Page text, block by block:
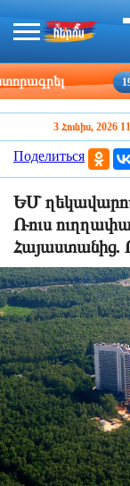
19:41
3 Հունիս, 2026
Поделиться
ԵՄ
Ռուս